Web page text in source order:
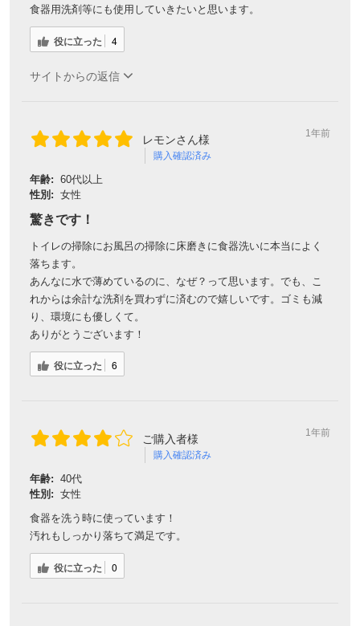
食器用洗剤等にも使用していきたいと思います。
役に立った 4
サイトからの返信
レモンさん様
購入確認済み
1年前
年齢: 60代以上
性別: 女性
驚きです！
トイレの掃除にお風呂の掃除に床磨きに食器洗いに本当によく
落ちます。
あんなに水で薄めているのに、なぜ？って思います。でも、こ
れからは余計な洗剤を買わずに済むので嬉しいです。ゴミも減
り、環境にも優しくて。
ありがとうございます！
役に立った 6
ご購入者様
購入確認済み
1年前
年齢: 40代
性別: 女性
食器を洗う時に使っています！
汚れもしっかり落ちて満足です。
役に立った 0
今すぐ使える
＼ ご登録の感謝を込めて ／
新規会員様限定